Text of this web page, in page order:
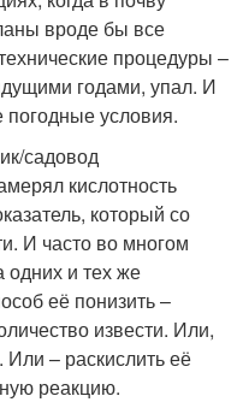
вроде бы все
процедуры –
годами, упал. И
погодные условия.
садовод
кислотность
который со
И часто во многом
одних и тех же
её понизить –
извести. Или,
Или – раскислить её
реакцию.